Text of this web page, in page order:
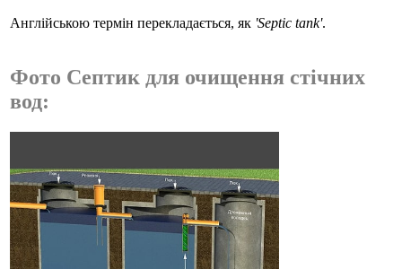
Англійською термін перекладається, як 'Septic tank'.
Фото Септик для очищення стічних
вод: